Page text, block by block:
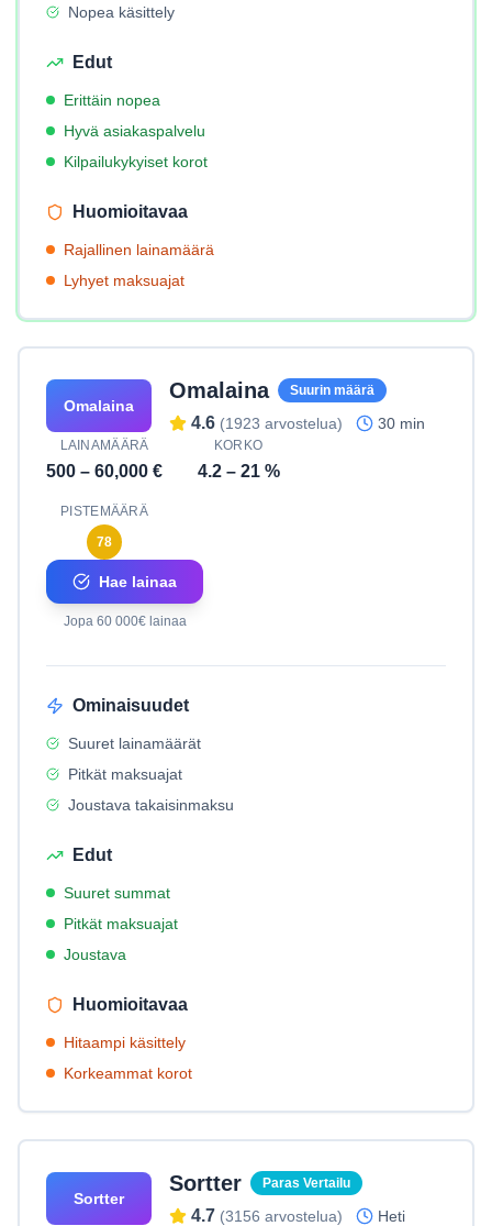
Nopea käsittely
Edut
Erittäin nopea
Hyvä asiakaspalvelu
Kilpailukykyiset korot
Huomioitavaa
Rajallinen lainamäärä
Lyhyet maksuajat
Omalaina
Omalaina Suurin määrä
4.6 (1923 arvostelua) 30 min
LAINAMÄÄRÄ
500 – 60,000 €
KORKO
4.2– 21%
PISTEMÄÄRÄ
78
Hae lainaa
Jopa 60 000€ lainaa
Ominaisuudet
Suuret lainamäärät
Pitkät maksuajat
Joustava takaisinmaksu
Edut
Suuret summat
Pitkät maksuajat
Joustava
Huomioitavaa
Hitaampi käsittely
Korkeammat korot
Sortter
Sortter Paras Vertailu
4.7 (3156 arvostelua) Heti